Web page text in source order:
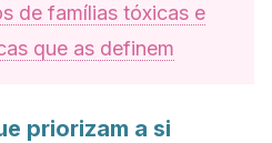
de famílias tóxicas e
que as definem
priorizam a si